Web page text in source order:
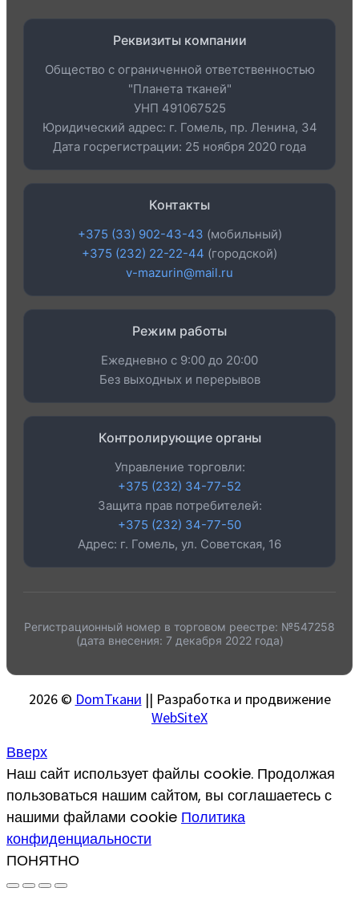
Реквизиты компании
Общество с ограниченной ответственностью
"Планета тканей"
УНП 491067525
Юридический адрес: г. Гомель, пр. Ленина, 34
Дата госрегистрации: 25 ноября 2020 года
Контакты
+375 (33) 902-43-43 (мобильный)
+375 (232) 22-22-44 (городской)
v-mazurin@mail.ru
Режим работы
Ежедневно с 9:00 до 20:00
Без выходных и перерывов
Контролирующие органы
Управление торговли:
+375 (232) 34-77-52
Защита прав потребителей:
+375 (232) 34-77-50
Адрес: г. Гомель, ул. Советская, 16
Регистрационный номер в торговом реестре: №547258
(дата внесения: 7 декабря 2022 года)
2026 © DomТкани || Разработка и продвижение
WebSiteX
Вверх
Наш сайт использует файлы cookie. Продолжая
пользоваться нашим сайтом, вы соглашаетесь с
нашими файлами cookie Политика
конфиденциальности
ПОНЯТНО